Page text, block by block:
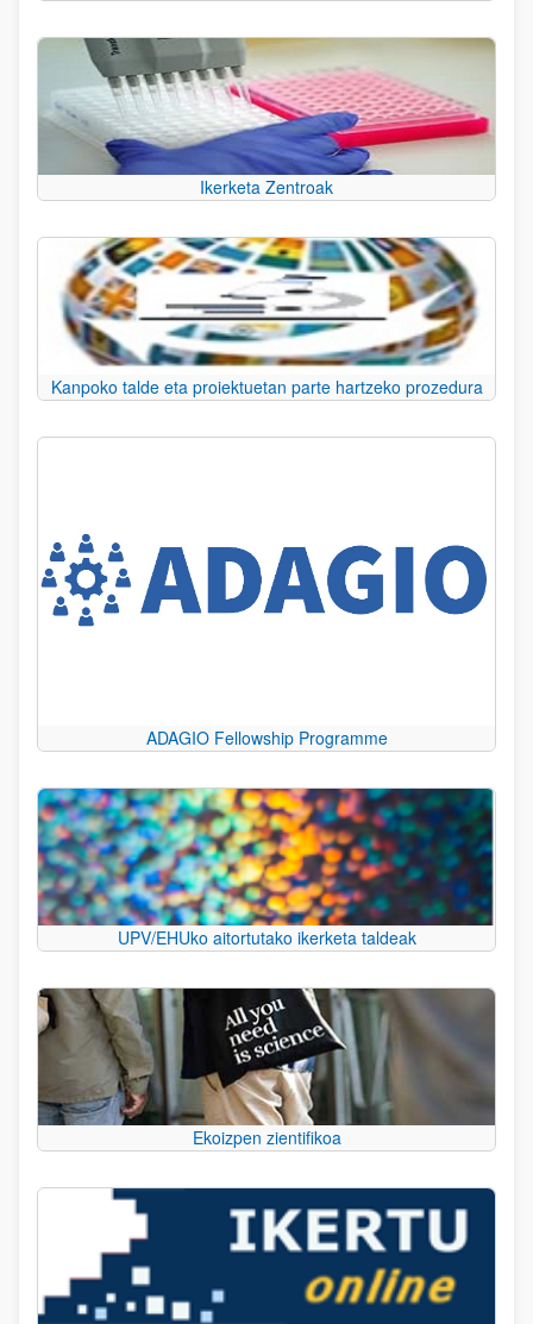
Ikerketa Zentroak
Kanpoko talde eta proiektuetan parte hartzeko prozedura
ADAGIO Fellowship Programme
UPV/EHUko aitortutako ikerketa taldeak
Ekoizpen zientifikoa